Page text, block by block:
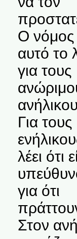
Ο νόμος
αυτό το
για τους
Για τους
λέει ότι
για ότι
Στον